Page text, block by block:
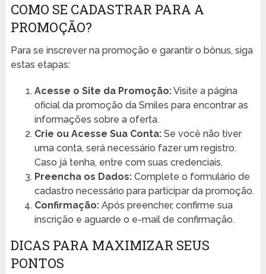
COMO SE CADASTRAR PARA A
PROMOÇÃO?
Para se inscrever na promoção e garantir o bônus, siga
estas etapas:
Acesse o Site da Promoção:Visite a página
oficial da promoção da Smiles para encontrar as
informações sobre a oferta.
Crie ou Acesse Sua Conta:Se você não tiver
uma conta, será necessário fazer um registro.
Caso já tenha, entre com suas credenciais.
Preencha os Dados:Complete o formulário de
cadastro necessário para participar da promoção.
Confirmação:Após preencher, confirme sua
inscrição e aguarde o e-mail de confirmação.
DICAS PARA MAXIMIZAR SEUS
PONTOS